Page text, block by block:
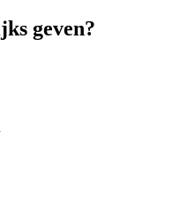
geven?